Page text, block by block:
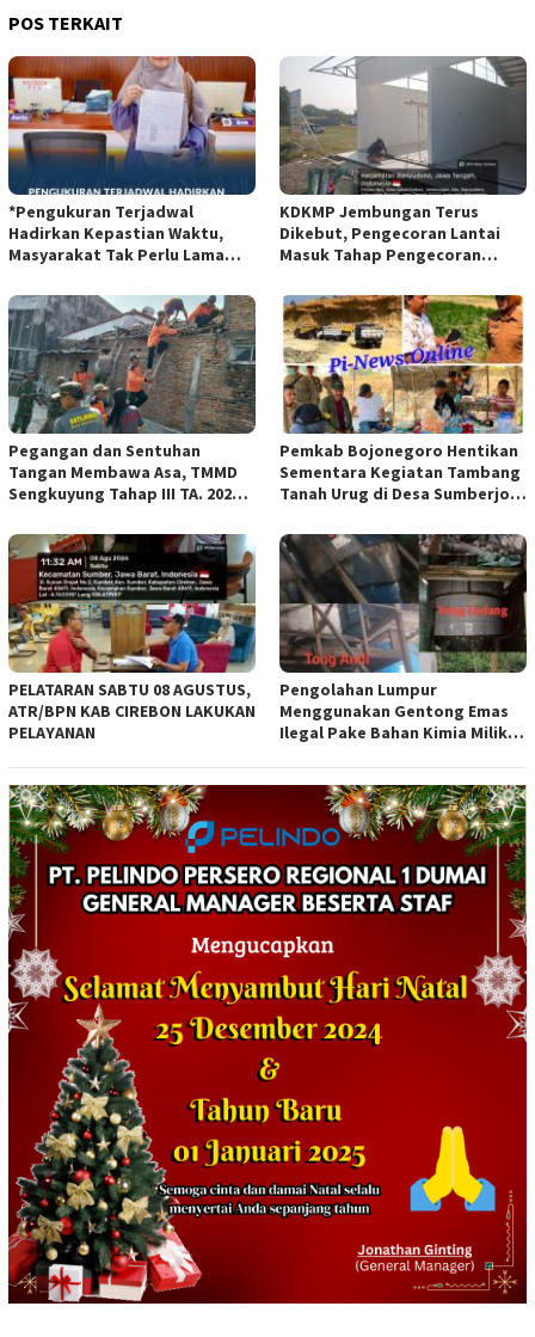
POS TERKAIT
*Pengukuran Terjadwal
Hadirkan Kepastian Waktu,
Masyarakat Tak Perlu Lama
KDKMP Jembungan Terus
Dikebut, Pengecoran Lantai
Masuk Tahap Pengecoran
Pegangan dan Sentuhan
Tangan Membawa Asa, TMMD
Sengkuyung Tahap III TA. 2026
Pemkab Bojonegoro Hentikan
Sementara Kegiatan Tambang
Tanah Urug di Desa Sumberjo
Lintas Instansi
PELATARAN SABTU 08 AGUSTUS,
ATR/BPN KAB CIREBON LAKUKAN
PELAYANAN
Pengolahan Lumpur
Menggunakan Gentong Emas
Ilegal Pake Bahan Kimia Milik
Aparat Penegak Hukum ( APH )
Jangan Sampai Diam Saja